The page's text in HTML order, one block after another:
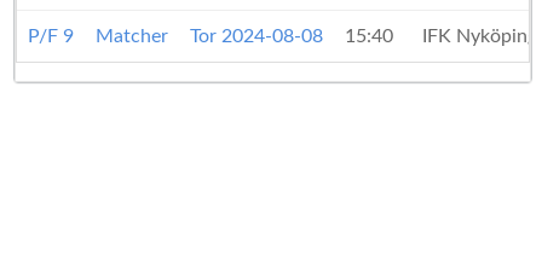
P/F 9 Matcher Tor 2024-08-08 15:40 IFK